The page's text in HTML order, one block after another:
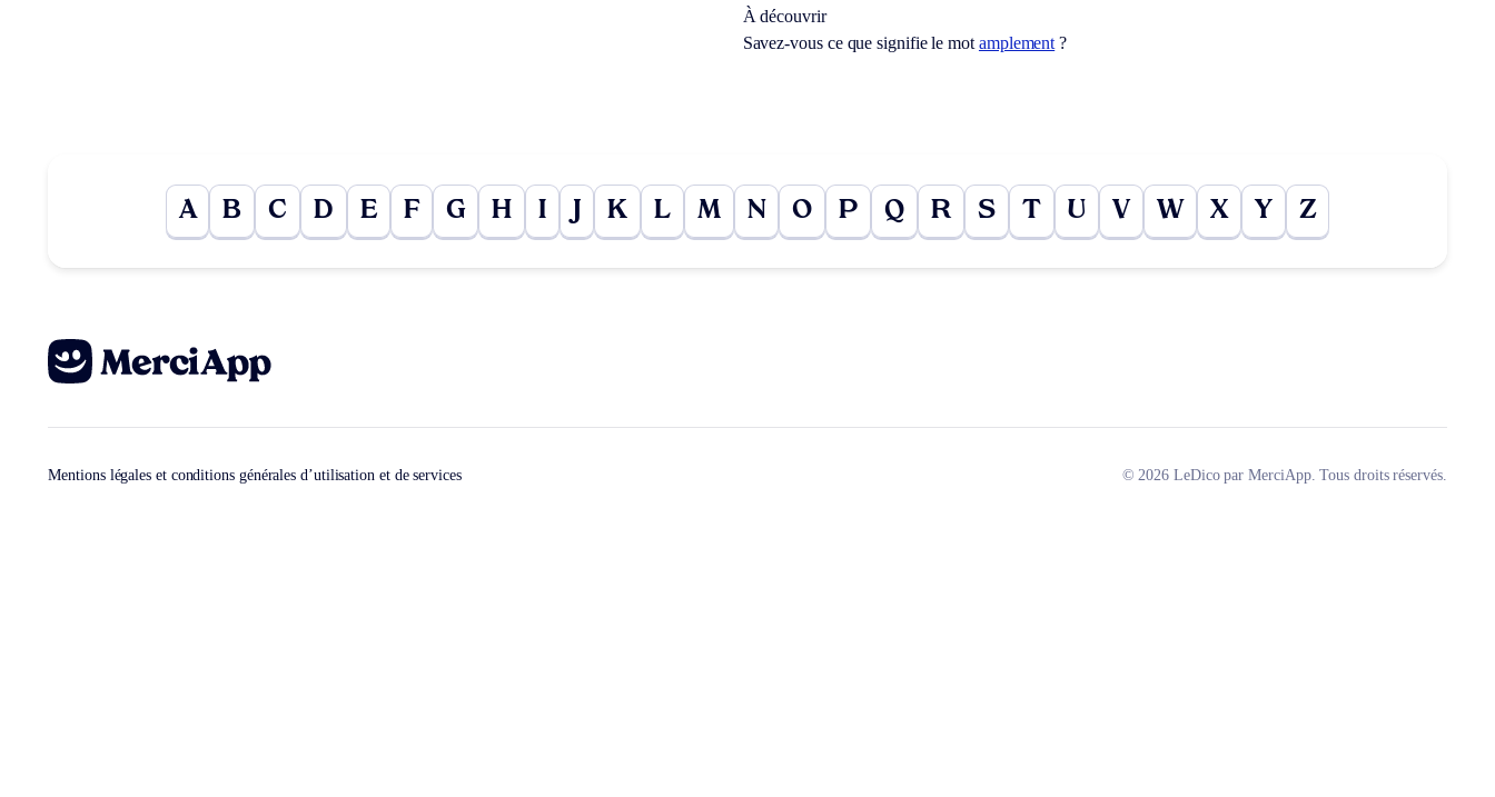
À découvrir
Savez-vous ce que signifie le mot amplement ?
A B C D E F G H I K L M N O P Q R S T U V W X Y Z
Mentions légales et conditions générales d’utilisation et de services © 2026 LeDico par MerciApp. Tous droits réservés.